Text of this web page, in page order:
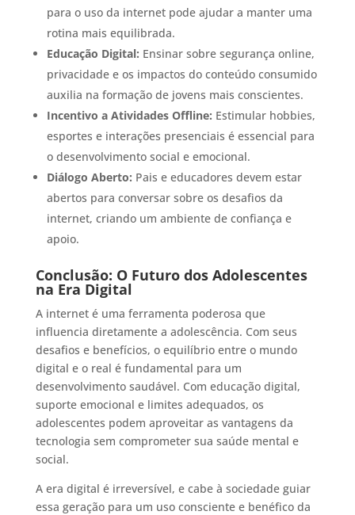
para o uso da internet pode ajudar a manter uma
rotina mais equilibrada.
Educação Digital: Ensinar sobre segurança online,
privacidade e os impactos do conteúdo consumido
auxilia na formação de jovens mais conscientes.
Incentivo a Atividades Offline: Estimular hobbies,
esportes e interações presenciais é essencial para
o desenvolvimento social e emocional.
Diálogo Aberto: Pais e educadores devem estar
abertos para conversar sobre os desafios da
internet, criando um ambiente de confiança e
apoio.
Conclusão: O Futuro dos Adolescentes
na Era Digital
A internet é uma ferramenta poderosa que
influencia diretamente a adolescência. Com seus
desafios e benefícios, o equilíbrio entre o mundo
digital e o real é fundamental para um
desenvolvimento saudável. Com educação digital,
suporte emocional e limites adequados, os
adolescentes podem aproveitar as vantagens da
tecnologia sem comprometer sua saúde mental e
social.
A era digital é irreversível, e cabe à sociedade guiar
essa geração para um uso consciente e benéfico da